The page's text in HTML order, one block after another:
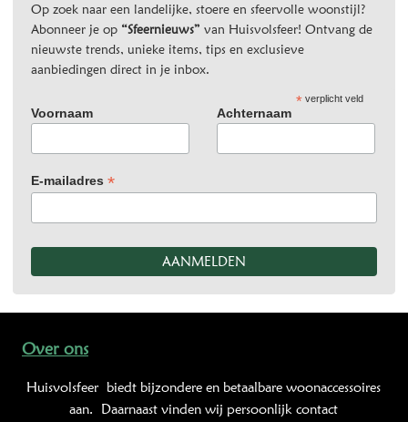
Op zoek naar een landelijke, stoere en sfeervolle woonstijl?
Abonneer je op “Sfeernieuws” van Huisvolsfeer! Ontvang de
nieuwste trends, unieke items, tips en exclusieve
aanbiedingen direct in je inbox.
*verplicht veld
Voornaam Achternaam
E-mailadres *
Over ons
Huisvolsfeer biedt bijzondere en betaalbare woonaccessoires
aan. Daarnaast vinden wij persoonlijk contact